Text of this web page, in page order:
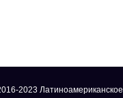
2023